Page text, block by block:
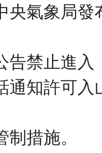
央氣象局發
告禁止進入
通知許可入
措施。